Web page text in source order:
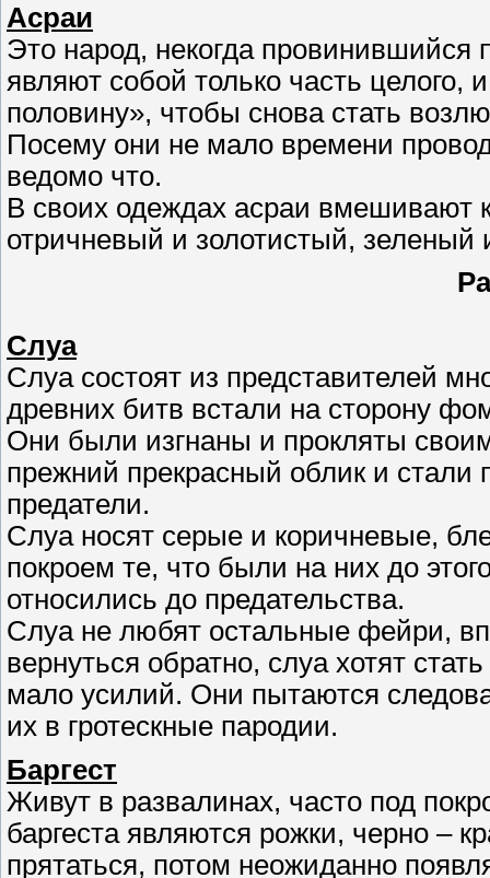
Асраи
Это народ, некогда провинившийся
являют собой только часть
половину», чтобы снова стать
Посему они не мало времени
ведомо что.
В своих одеждах асраи вмешивают
отричневый и золотистый, зеленый
Слуа
Слуа состоят из представителей
древних битв встали на сторону
Они были изгнаны и прокляты
прежний прекрасный облик и стали
предатели.
Слуа носят серые и коричневые,
покроем те, что были на них до
относились до предательства.
Слуа не любят остальные фейри,
вернуться обратно, слуа хотят
мало усилий. Они пытаются
их в гротескные пародии.
Баргест
Живут в развалинах, часто под
баргеста являются рожки, черно –
прятаться, потом неожиданно